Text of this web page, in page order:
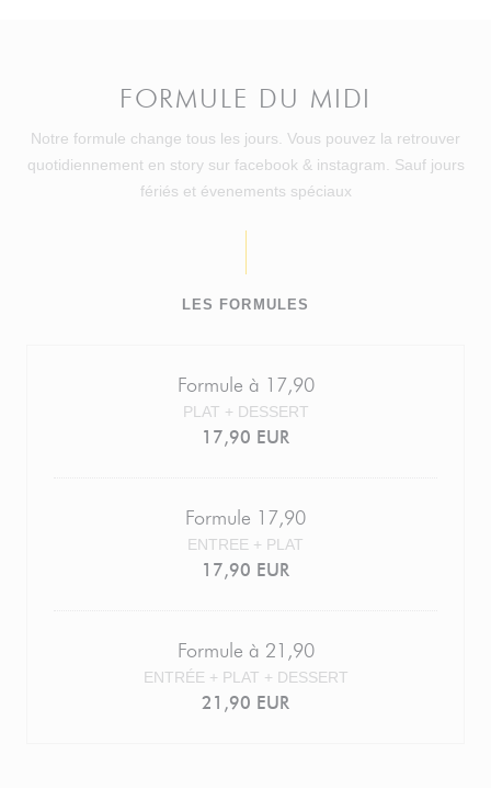
FORMULE DU MIDI
Notre formule change tous les jours. Vous pouvez la retrouver
quotidiennement en story sur facebook & instagram. Sauf jours
fériés et évenements spéciaux
LES FORMULES
Formule à 17,90
PLAT + DESSERT
17,90 EUR
Formule 17,90
ENTREE + PLAT
17,90 EUR
Formule à 21,90
ENTRÉE + PLAT + DESSERT
21,90 EUR